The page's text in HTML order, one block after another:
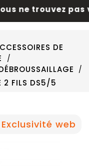
ne trouvez pas
DE
2 FILS DS5/5
Exclusivité web